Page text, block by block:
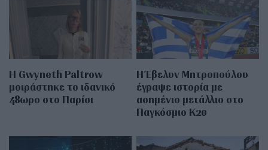
Η Gwyneth Paltrow
μοιράστηκε το ιδανικό
48ωρο στο Παρίσι
Η Έβελυν Μητροπούλου
έγραψε ιστορία με
ασημένιο μετάλλιο στο
Παγκόσμιο Κ20